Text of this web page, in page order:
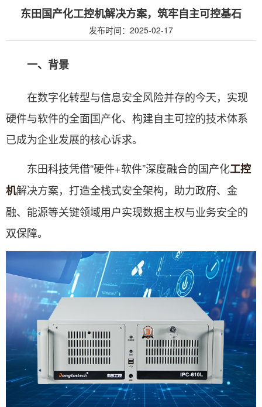
东田国产化工控机解决方案，筑牢自主可控基石
发布时间：2025-02-17
一、背景
在数字化转型与信息安全风险并存的今天，实现
硬件与软件的全面国产化、构建自主可控的技术体系
已成为企业发展的核心诉求。
东田科技凭借“硬件+软件”深度融合的国产化工控
机解决方案，打造全栈式安全架构，助力政府、金
融、能源等关键领域用户实现数据主权与业务安全的
双保障。